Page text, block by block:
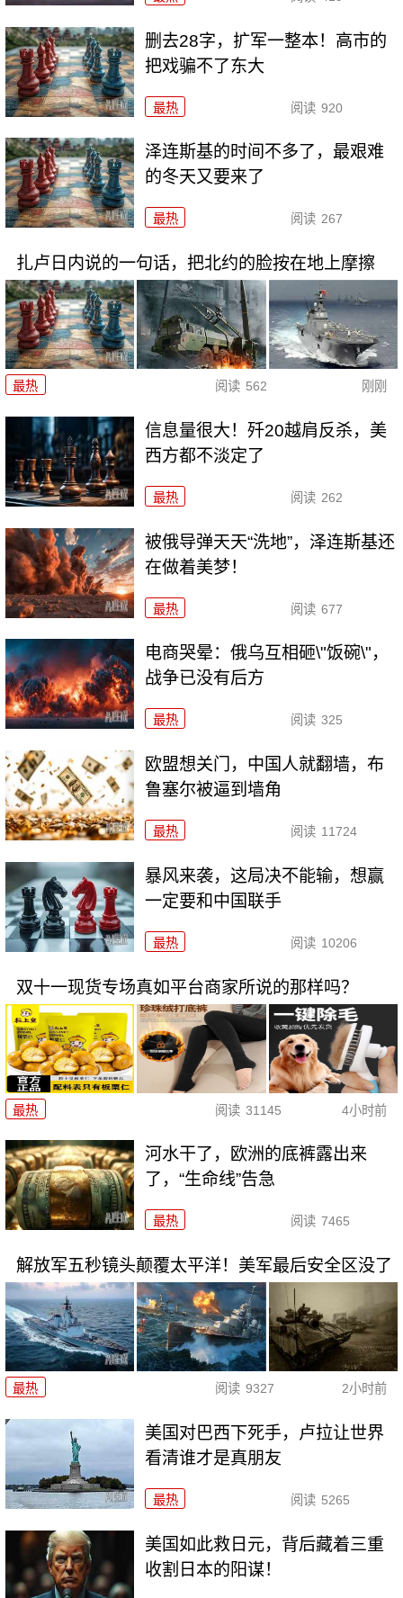
删去28字，扩军一整本！高市的
把戏骗不了东大
最热 阅读 920
泽连斯基的时间不多了，最艰难
的冬天又要来了
最热 阅读 267
扎卢日内说的一句话，把北约的脸按在地上摩擦
最热 阅读 562 刚刚
信息量很大！歼20越肩反杀，美
西方都不淡定了
最热 阅读 262
被俄导弹天天“洗地”，泽连斯基还
在做着美梦！
最热 阅读 677
电商哭晕：俄乌互相砸\"饭碗\"，
战争已没有后方
最热 阅读 325
欧盟想关门，中国人就翻墙，布
鲁塞尔被逼到墙角
最热 阅读 11724
暴风来袭，这局决不能输，想赢
一定要和中国联手
最热 阅读 10206
双十一现货专场真如平台商家所说的那样吗？
最热 阅读 31145 4小时前
河水干了，欧洲的底裤露出来
了，“生命线”告急
最热 阅读 7465
解放军五秒镜头颠覆太平洋！美军最后安全区没了
最热 阅读 9327 2小时前
美国对巴西下死手，卢拉让世界
看清谁才是真朋友
最热 阅读 5265
美国如此救日元，背后藏着三重
收割日本的阳谋！